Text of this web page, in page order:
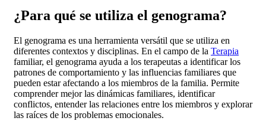
¿Para qué se utiliza el genograma?
El genograma es una herramienta versátil que se utiliza en
diferentes contextos y disciplinas. En el campo de la Terapia
familiar, el genograma ayuda a los terapeutas a identificar los
patrones de comportamiento y las influencias familiares que
pueden estar afectando a los miembros de la familia. Permite
comprender mejor las dinámicas familiares, identificar
conflictos, entender las relaciones entre los miembros y explorar
las raíces de los problemas emocionales.